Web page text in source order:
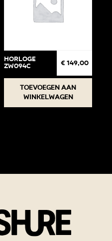
Horloge
ZW094C € 149,00
Toevoegen aan
winkelwagen